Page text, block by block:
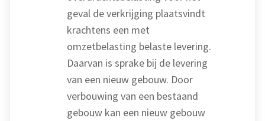
geval de verkrijging plaatsvindt
krachtens een met
omzetbelasting belaste levering.
Daarvan is sprake bij de levering
van een nieuw gebouw. Door
verbouwing van een bestaand
gebouw kan een nieuw gebouw